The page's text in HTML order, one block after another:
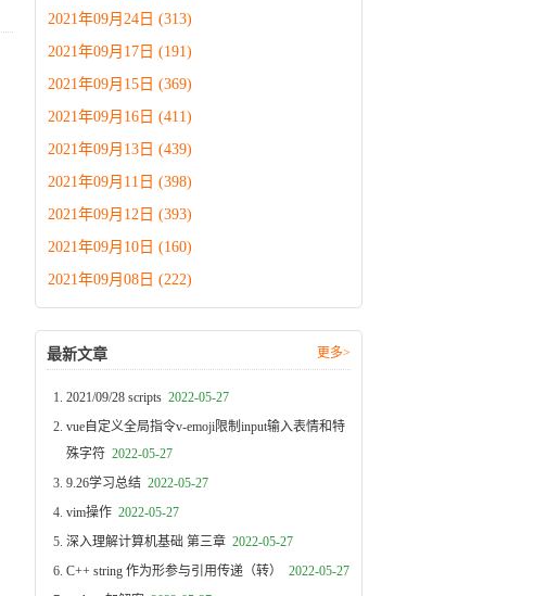
2021年09月24日 (313)
2021年09月17日 (191)
2021年09月15日 (369)
2021年09月16日 (411)
2021年09月13日 (439)
2021年09月11日 (398)
2021年09月12日 (393)
2021年09月10日 (160)
2021年09月08日 (222)
最新文章 更多>
2021/09/28 scripts 2022-05-27
vue自定义全局指令v-emoji限制input输入表情和特
殊字符 2022-05-27
9.26学习总结 2022-05-27
vim操作 2022-05-27
深入理解计算机基础 第三章 2022-05-27
C++ string 作为形参与引用传递（转） 2022-05-27